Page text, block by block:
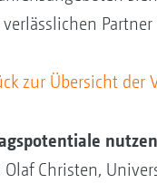
zur Übersicht der
Olaf Christen,